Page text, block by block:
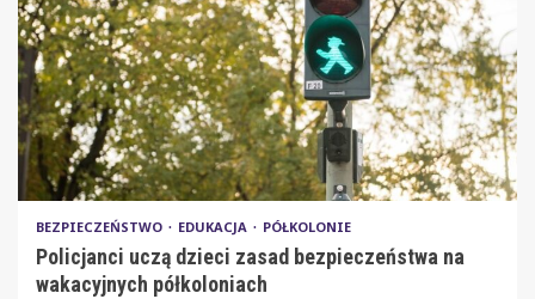
BEZPIECZEŃSTWO EDUKACJA PÓŁKOLONIE
Policjanci uczą dzieci zasad bezpieczeństwa na
wakacyjnych półkoloniach